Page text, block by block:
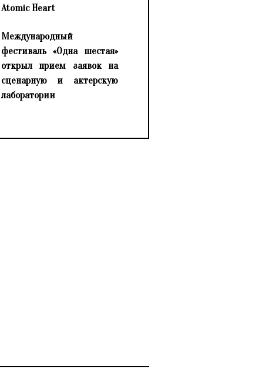
Atomic Heart
Международный
фестиваль «Одна шестая»
открыл прием заявок на
сценарную и актерскую
лаборатории